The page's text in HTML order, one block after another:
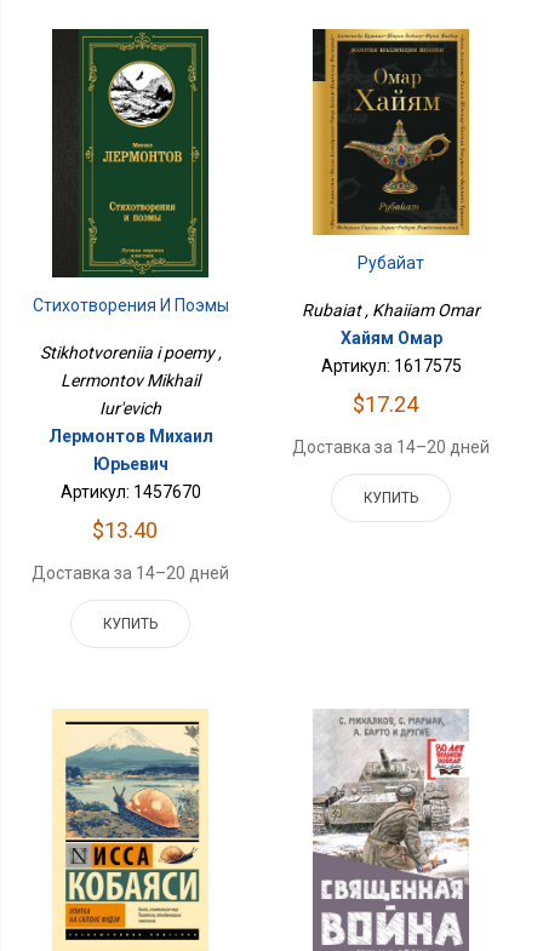
Стихотворения И Поэмы
Stikhotvoreniia i poemy ,
Lermontov Mikhail
Iur'evich
Лермонтов Михаил
Юрьевич
Артикул: 1457670
$13.40
Доставка за 14–20 дней
КУПИТЬ
Рубайат
Rubaiat , Khaiiam Omar
Хайям Омар
Артикул: 1617575
$17.24
Доставка за 14–20 дней
КУПИТЬ